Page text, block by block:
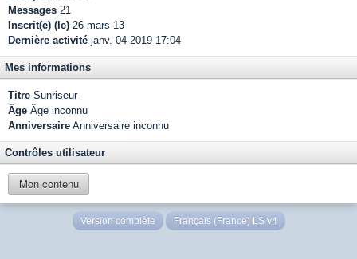
Messages 21
Inscrit(e) (le) 26-mars 13
Dernière activité janv. 04 2019 17:04
Mes informations
Titre Sunriseur
Âge Âge inconnu
Anniversaire Anniversaire inconnu
Contrôles utilisateur
Mon contenu
Version complète Français (France) LS v4